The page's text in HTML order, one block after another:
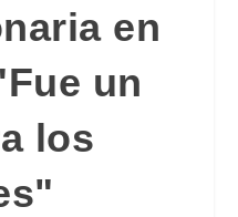
en
un
los